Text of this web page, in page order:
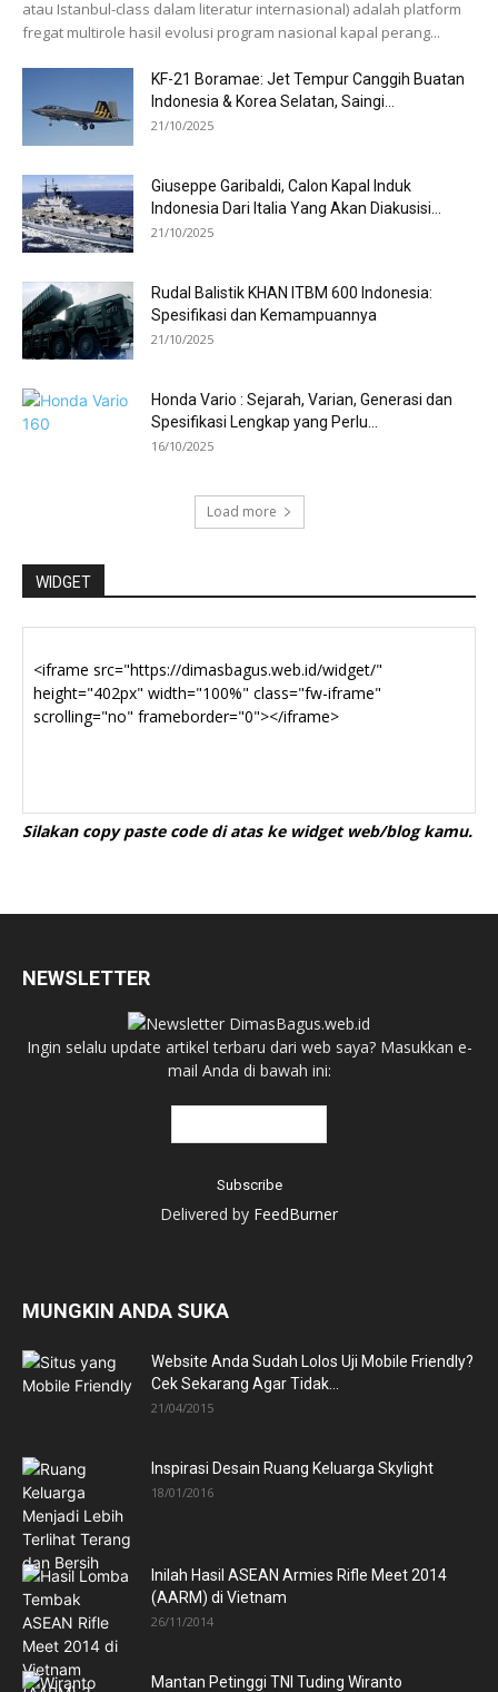
atau Istanbul-class dalam literatur internasional) adalah platform
fregat multirole hasil evolusi program nasional kapal perang...
KF-21 Boramae: Jet Tempur Canggih Buatan
Indonesia & Korea Selatan, Saingi...
21/10/2025
Giuseppe Garibaldi, Calon Kapal Induk
Indonesia Dari Italia Yang Akan Diakusisi...
21/10/2025
Rudal Balistik KHAN ITBM 600 Indonesia:
Spesifikasi dan Kemampuannya
21/10/2025
Honda Vario : Sejarah, Varian, Generasi dan
Spesifikasi Lengkap yang Perlu...
16/10/2025
Load more
WIDGET
Silakan copy paste code di atas ke widget web/blog kamu.
NEWSLETTER
Ingin selalu update artikel terbaru dari web saya? Masukkan e-
mail Anda di bawah ini:
Delivered by FeedBurner
MUNGKIN ANDA SUKA
Website Anda Sudah Lolos Uji Mobile Friendly?
Cek Sekarang Agar Tidak...
21/04/2015
Inspirasi Desain Ruang Keluarga Skylight
18/01/2016
Inilah Hasil ASEAN Armies Rifle Meet 2014
(AARM) di Vietnam
26/11/2014
Mantan Petinggi TNI Tuding Wiranto